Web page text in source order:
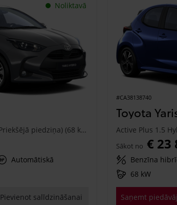
Noliktavā
Active 1.5 Hybrid 115 e-CVT (Priekšējā piedziņa) (68 kW)
Automātiskā
Pievienot salīdzināšanai
#CA38138740
Toyota
Sākot no € 23
Benzīna
68 kW
Saņemt